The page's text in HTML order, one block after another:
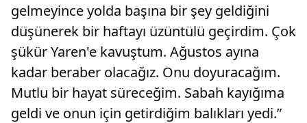
gelmeyince yolda başına bir şey geldiğini
düşünerek bir haftayı üzüntülü geçirdim. Çok
şükür Yaren'e kavuştum. Ağustos ayına
kadar beraber olacağız. Onu doyuracağım.
Mutlu bir hayat süreceğim. Sabah kayığıma
geldi ve onun için getirdiğim balıkları yedi.”